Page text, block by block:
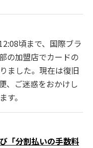
頃まで、国際ブラ
の加盟店でカードの
ました。現在は復旧
、ご迷惑をおかけし
す。
「分割払いの手数料